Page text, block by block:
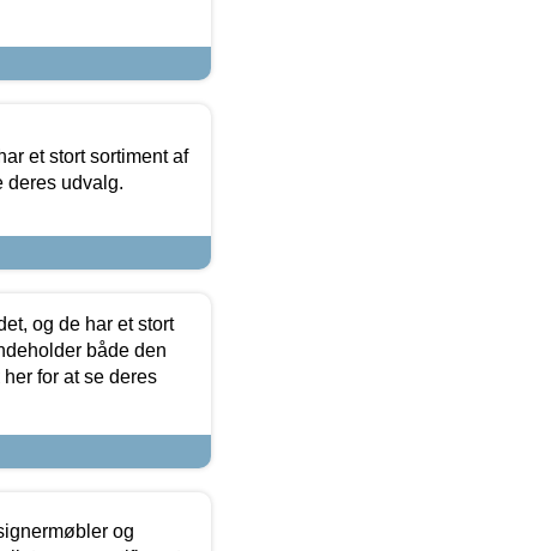
et stort sortiment af
deres udvalg.
og de har et stort
både den
for at se deres
og